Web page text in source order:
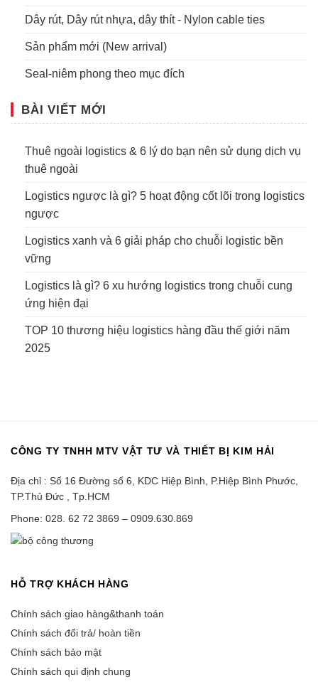
Dây rút, Dây rút nhựa, dây thít - Nylon cable ties
Sản phẩm mới (New arrival)
Seal-niêm phong theo mục đích
BÀI VIẾT MỚI
Thuê ngoài logistics & 6 lý do bạn nên sử dụng dịch vụ
thuê ngoài
Logistics ngược là gì? 5 hoạt động cốt lõi trong logistics
ngược
Logistics xanh và 6 giải pháp cho chuỗi logistic bền
vững
Logistics là gì? 6 xu hướng logistics trong chuỗi cung
ứng hiện đại
TOP 10 thương hiệu logistics hàng đầu thế giới năm
2025
CÔNG TY TNHH MTV VẬT TƯ VÀ THIẾT BỊ KIM HẢI
Địa chỉ : Số 16 Đường số 6, KDC Hiệp Bình, P.Hiệp Bình Phước,
TP.Thủ Đức , Tp.HCM
Phone: 028. 62 72 3869 – 0909.630.869
HỖ TRỢ KHÁCH HÀNG
Chính sách giao hàng&thanh toán
Chính sách đổi trả/ hoàn tiền
Chính sách bảo mật
Chính sách qui định chung